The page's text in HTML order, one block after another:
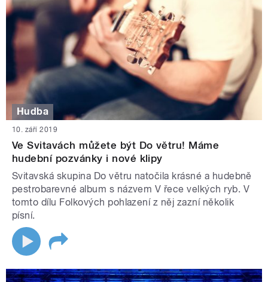
Hudba
10. září 2019
Ve Svitavách můžete být Do větru! Máme
hudební pozvánky i nové klipy
Svitavská skupina Do větru natočila krásné a hudebně
pestrobarevné album s názvem V řece velkých ryb. V
tomto dílu Folkových pohlazení z něj zazní několik
písní.